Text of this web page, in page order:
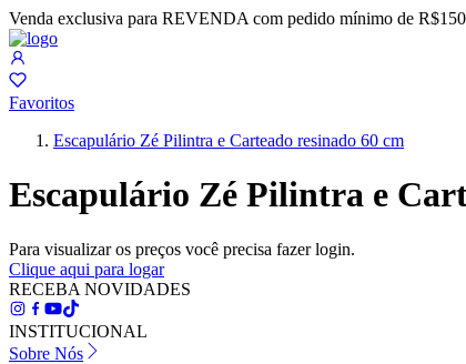
Venda exclusiva para REVENDA com pedido mínimo de
Favoritos
Escapulário Zé Pilintra e Carteado resinado 60 cm
Escapulário Zé Pilintra e
Para visualizar os preços você precisa fazer login.
Clique aqui para logar
RECEBA NOVIDADES
INSTITUCIONAL
Sobre Nós